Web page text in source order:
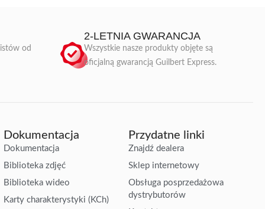
od
2-LETNIA GWARANCJA
Wszystkie nasze produkty objęte są
oficjalną gwarancją Guilbert Express.
Dokumentacja
Dokumentacja
Biblioteka zdjęć
Biblioteka wideo
Karty charakterystyki (KCh)
Przydatne linki
Znajdź dealera
Sklep internetowy
Obsługa posprzedażowa
dystrybutorów